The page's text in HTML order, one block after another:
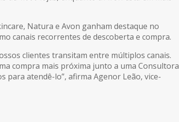
Natura e Avon ganham destaque no
canais recorrentes de descoberta e compra.
clientes transitam entre múltiplos canais.
compra mais próxima junto a uma Consultora
para atendê-lo”, afirma Agenor Leão, vice-